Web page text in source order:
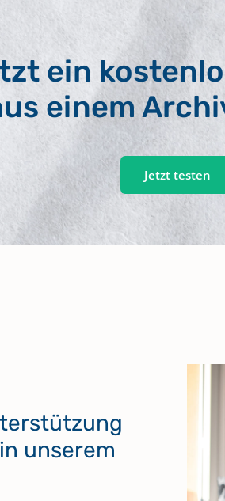
ein
einem
Jetzt testen
unserem